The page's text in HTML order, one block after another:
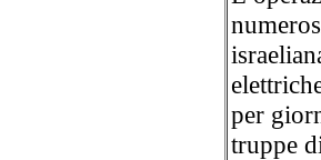
per
truppe